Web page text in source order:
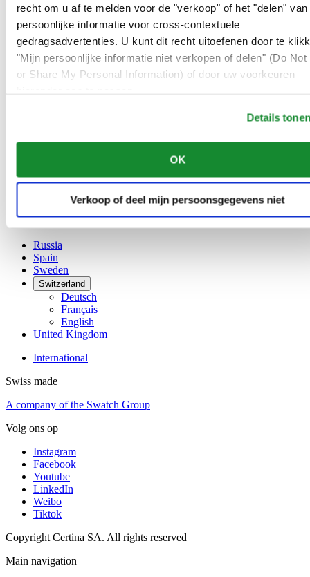
recht om u af te melden voor de "verkoop" of het "delen" van
persoonlijke informatie voor cross-contextuele
gedragsadvertenties. U kunt dit recht uitoefenen door te
"Mijn persoonlijke informatie niet verkopen of delen" (Do Not
or Share My Personal Information) of door uw voorkeuren
Details
OK
Verkoop of deel mijn persoonsgegevens niet
Belgium
Français
China
English
简体中文
Denmark
Ireland
Français
Netherlands
Poland
Russia
Spain
Sweden
Switzerland
Deutsch
Français
English
United Kingdom
International
Swiss made
A company of the Swatch Group
Volg ons op
Instagram
Facebook
Youtube
LinkedIn
Weibo
Tiktok
Copyright Certina SA. All rights reserved
Main navigation